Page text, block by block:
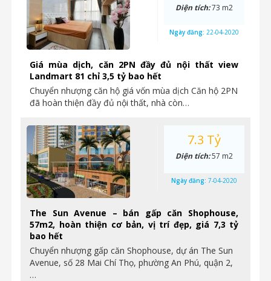
Giá mùa dịch, căn 2PN đầy đủ nội thất view
Landmart 81 chỉ 3,5 tỷ bao hết
Chuyển nhượng căn hộ giá vốn mùa dịch Căn hộ 2PN
đã hoàn thiện đầy đủ nội thất, nhà còn…
Diện tích:73 m2
Ngày đăng: 22-04-2020
The Sun Avenue – bán gấp căn Shophouse,
57m2, hoàn thiện cơ bản, vị trí đẹp, giá 7,3 tỷ
bao hết
Chuyển nhượng gấp căn Shophouse, dự án The Sun
Avenue, số 28 Mai Chí Thọ, phường An Phú, quận 2,
…
7.3 Tỷ
Diện tích:57 m2
Ngày đăng: 7-04-2020